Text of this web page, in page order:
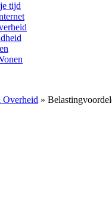
tijd
Overheid »